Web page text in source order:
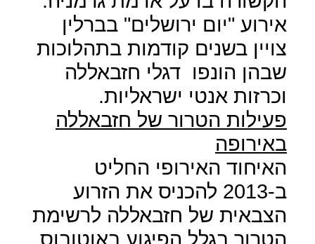
אירוע "יום ירושלים" בברלין
צויין בשנים קודמות בתהלוכות
שבהן הונפו דגלי חזבאללה
וכרזות אנטי ישראליות.
פעילות הטרור של חזבאללה
באירופה
האיחוד האירופי החליט
ב-2013 להכניס את הזרוע
הצבאית של חזבאללה לרשימת
הטרור בגלל הפיגוע באוטובוס